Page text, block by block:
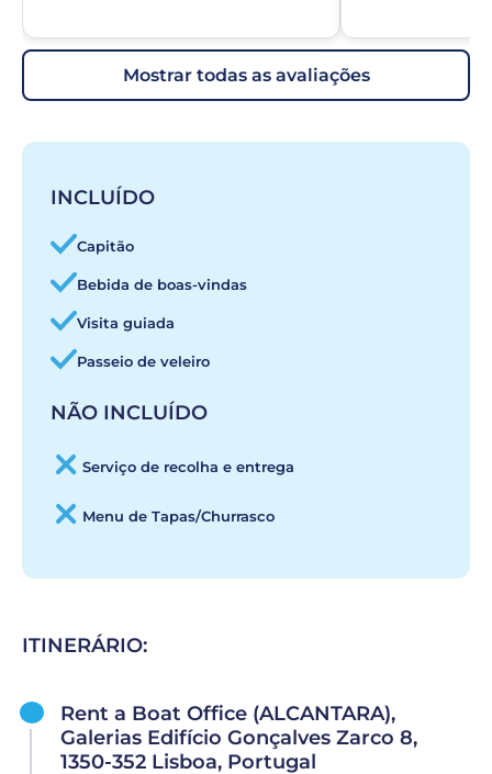
mostrar todas as avaliações
INCLUÍDO
Capitão
Bebida de boas-vindas
Visita guiada
Passeio de veleiro
NÃO INCLUÍDO
Serviço de recolha e entrega
Menu de Tapas/Churrasco
ITINERÁRIO:
Rent a Boat Office (ALCANTARA),
Galerias Edifício Gonçalves Zarco 8,
1350-352 Lisboa, Portugal